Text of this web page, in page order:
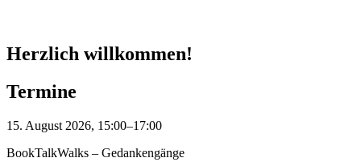
Herzlich willkommen!
Termine
15. August 2026, 15:00–17:00
BookTalkWalks – Gedankengänge